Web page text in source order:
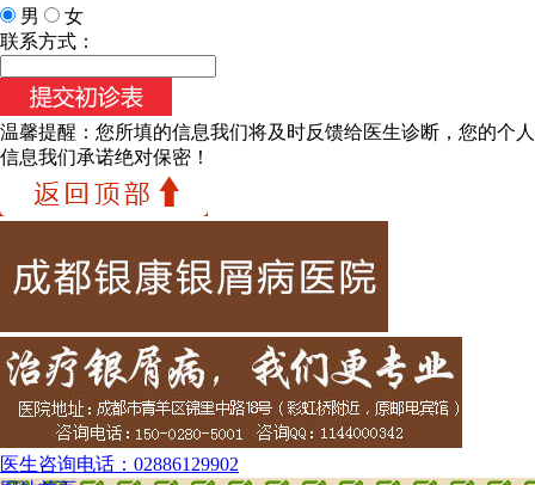
男
女
联系方式：
温馨提醒： 您所填的信息我们将及时反馈给医生诊断，您的个人
信息我们承诺绝对保密！
医生咨询电话： 02886129902